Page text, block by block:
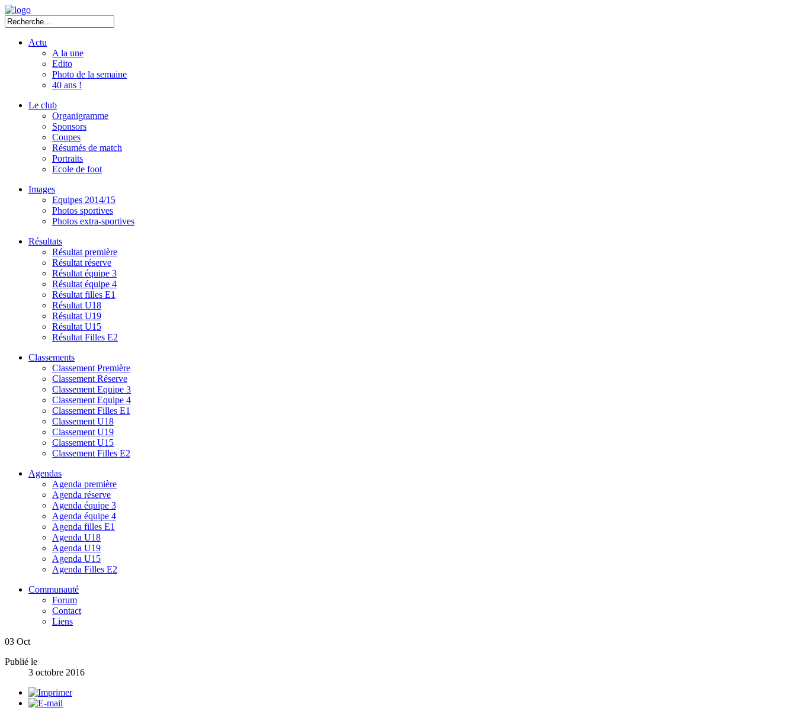
Actu
A la une
Edito
Photo de la semaine
40 ans !
Le club
Organigramme
Sponsors
Coupes
Résumés de match
Portraits
Ecole de foot
Images
Equipes 2014/15
Photos sportives
Photos extra-sportives
Résultats
Résultat première
Résultat réserve
Résultat équipe 3
Résultat équipe 4
Résultat filles E1
Résultat U18
Résultat U19
Résultat U15
Résultat Filles E2
Classements
Classement Première
Classement Réserve
Classement Equipe 3
Classement Equipe 4
Classement Filles E1
Classement U18
Classement U19
Classement U15
Classement Filles E2
Agendas
Agenda première
Agenda réserve
Agenda équipe 3
Agenda équipe 4
Agenda filles E1
Agenda U18
Agenda U19
Agenda U15
Agenda Filles E2
Communauté
Forum
Contact
Liens
03 Oct
Publié le
3 octobre 2016